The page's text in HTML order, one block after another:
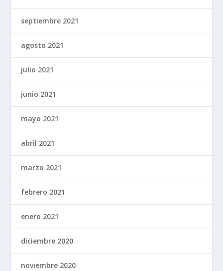
septiembre 2021
agosto 2021
julio 2021
junio 2021
mayo 2021
abril 2021
marzo 2021
febrero 2021
enero 2021
diciembre 2020
noviembre 2020